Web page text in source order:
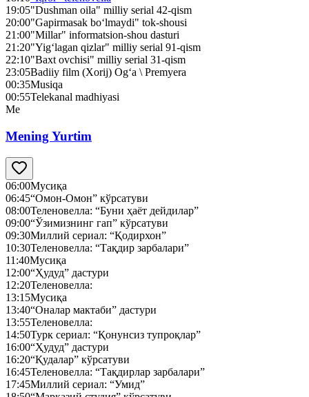
19:05"Dushman oila" milliy serial 42-qism
20:00"Gapirmasak bo‘lmaydi" tok-shousi
21:00"Millar" informatsion-shou dasturi
21:20"Yig‘lagan qizlar" milliy serial 91-qism
22:10"Baxt ovchisi" milliy serial 31-qism
23:05Badiiy film (Xorij) Og‘a \ Premyera
00:35Musiqa
00:55Telekanal madhiyasi
Me
Mening Yurtim
06:00Мусиқа
06:45“Омон-Омон” кўрсатуви
08:00Теленовелла: “Буни ҳаёт дейдилар”
09:00“Ўзимизнинг гап” кўрсатуви
09:30Миллий сериал: “Қодирхон”
10:30Теленовелла: “Тақдир зарбалари”
11:40Мусиқа
12:00“Ҳудуд” дастури
12:20Теленовелла:
13:15Мусиқа
13:40“Оналар мактаби” дастури
13:55Теленовелла:
14:50Турк сериал: “Қонунсиз тупроқлар”
16:00“Ҳудуд” дастури
16:20“Қудалар” кўрсатуви
16:45Теленовелла: “Тақдирлар зарбалари”
17:45Миллий сериал: “Умид”